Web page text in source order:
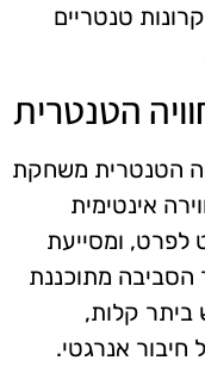
טנטריים
הטנטרית
הטנטרית משחקת
אינטימית
לפרט, ומסייעת
הסביבה מתוכננת
קלות,
אנרגטי.